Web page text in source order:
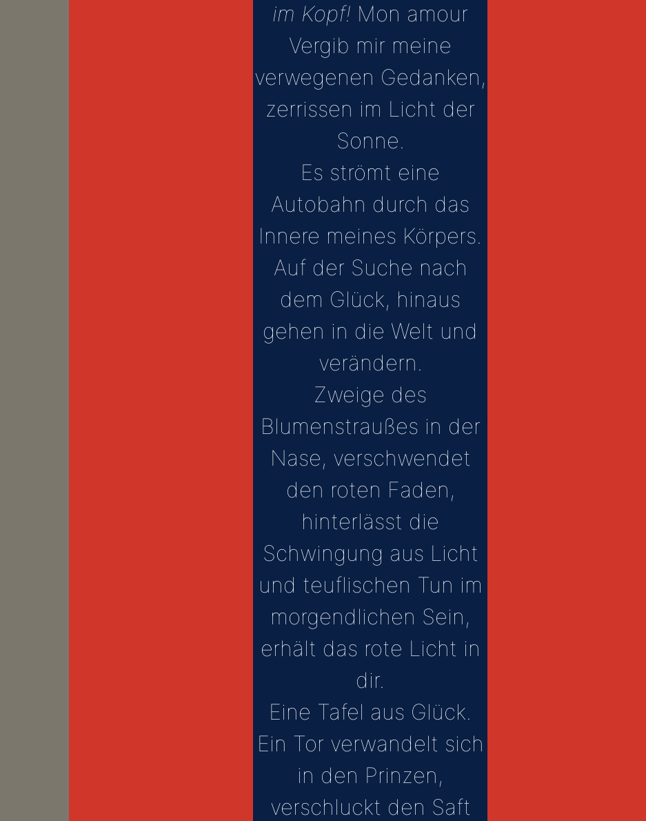
im Kopf! Mon amour
Vergib mir meine
verwegenen Gedanken,
zerrissen im Licht der
Sonne.
Es strömt eine
Autobahn durch das
Innere meines Körpers.
Auf der Suche nach
dem Glück, hinaus
gehen in die Welt und
verändern.
Zweige des
Blumenstraußes in der
Nase, verschwendet
den roten Faden,
hinterlässt die
Schwingung aus Licht
und teuflischen Tun im
morgendlichen Sein,
erhält das rote Licht in
dir.
Eine Tafel aus Glück.
Ein Tor verwandelt sich
in den Prinzen,
verschluckt den Saft